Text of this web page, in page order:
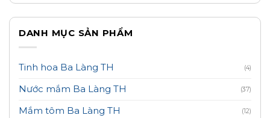
DANH MỤC SẢN PHẨM
Tinh hoa Ba Làng TH (4)
Nước mắm Ba Làng TH (37)
Mắm tôm Ba Làng TH (12)